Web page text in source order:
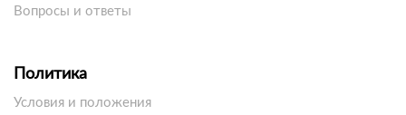
Вопросы и ответы
Политика
Условия и положения